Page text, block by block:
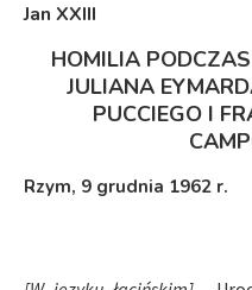
Jan XXIII
HOMILIA
JULIANA
PUCCIEGO I
Rzym, 9 grudnia 1962 r.